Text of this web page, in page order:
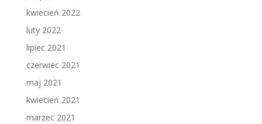
kwiecień 2022
luty 2022
lipiec 2021
czerwiec 2021
maj 2021
kwiecień 2021
marzec 2021